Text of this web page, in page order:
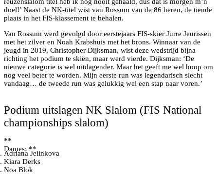
doel!’ Naast de NK-titel wist van Rossum van de 86 heren, de tiende
plaats in het FIS-klassement te behalen.
Van Rossum werd gevolgd door eerstejaars FIS-skier Jurre Jeurissen
met het zilver en Noah Krabshuis met het brons. Winnaar van de
jeugd in 2019, Christopher Dijksman, wist deze wedstrijd bijna
richting het podium te skiën, maar werd vierde. Dijksman: ‘De
nieuwe categorie is wel uitdagender. Maar het geeft me wel hoop om
nog veel beter te worden. Mijn eerste run was legendarisch slecht
vandaag… de tweede run was gelukkig wel een stap naar voren.’
Podium uitslagen NK Slalom (FIS National
championships slalom)
**
Dames: **
Adriana Jelinkova
Kiara Derks
Noa Blok